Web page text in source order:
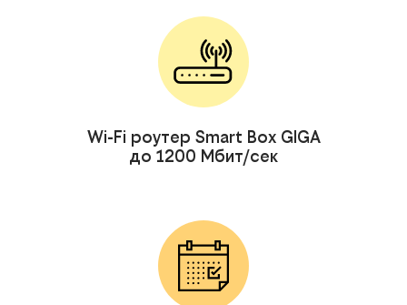
Wi-Fi роутер Smart Box GIGA
до 1200 Мбит/сек